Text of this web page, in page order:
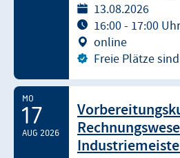
13.08.2026
16:00 - 17:00 Uhr
online
Freie Plätze
MO
17
AUG 2026